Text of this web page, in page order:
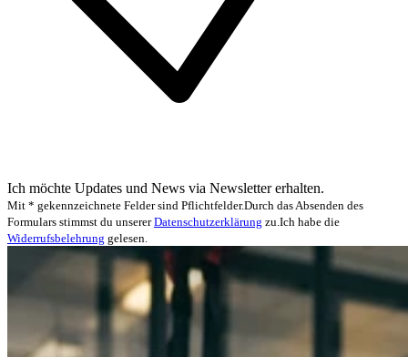
Ich möchte Updates und News via Newsletter erhalten.
Mit * gekennzeichnete Felder sind Pflichtfelder.Durch das Absenden des
Formulars stimmst du unserer Datenschutzerklärung zu.Ich habe die
Widerrufsbelehrung gelesen.